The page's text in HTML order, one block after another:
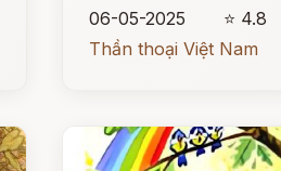
06-05-2025
⭐ 4.8
Thần thoại Việt Nam